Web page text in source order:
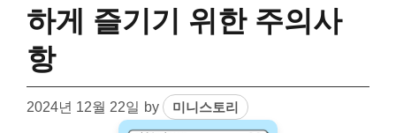
하게 즐기기 위한 주의사
항
2024년 12월 22일 by 미니스토리